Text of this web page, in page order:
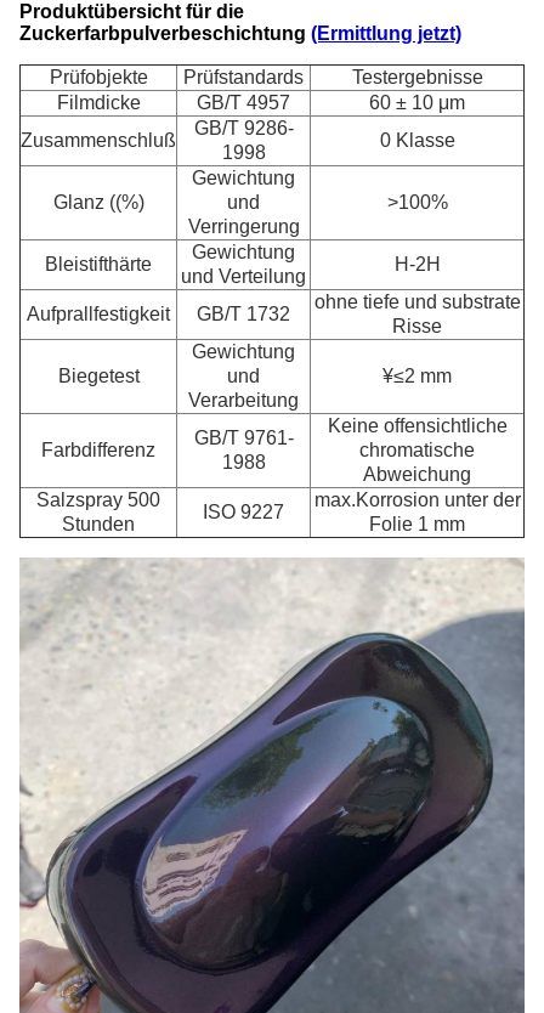
Produktübersicht für die
Zuckerfarbpulverbeschichtung (Ermittlung jetzt)
Prüfobjekte Prüfstandards
Testergebnisse
Filmdicke
GB/T 4957
60 ± 10 μm
Zusammenschluß
GB/T 9286-
1998
0 Klasse
Glanz ((%)
Gewichtung
und
Verringerung
>100%
Bleistifthärte
Gewichtung
und Verteilung
H-2H
Aufprallfestigkeit GB/T 1732
ohne tiefe und substrate
Risse
Biegetest
Gewichtung
und
Verarbeitung
¥≤2 mm
Farbdifferenz
GB/T 9761-
1988
Keine offensichtliche
chromatische
Abweichung
Salzspray 500
Stunden
ISO 9227
max.Korrosion unter der
Folie 1 mm